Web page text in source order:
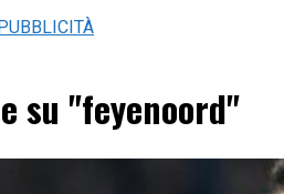
su "feyenoord"